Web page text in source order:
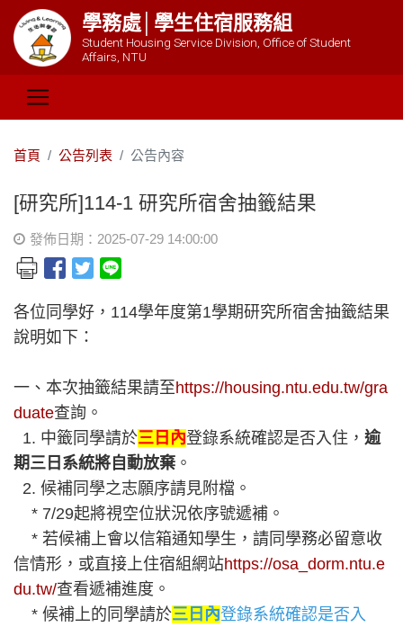
學務處│學生住宿服務組
Student Housing Service Division, Office of Student
Affairs, NTU
首頁 公告列表 公告內容
[研究所]114-1 研究所宿舍抽籤結果
發佈日期：2025-07-29 14:00:00
各位同學好，114學年度第1學期研究所宿舍抽籤結果
說明如下：
一、本次抽籤結果請至https://housing.ntu.edu.tw/gra
duate查詢。
1. 中籤同學請於三日內登錄系統確認是否入住， 逾
期三日系統將自動放棄 。
2. 候補同學之志願序請見附檔。
* 7/29起將視空位狀況依序號遞補。
* 若候補上會以信箱通知學生，請同學務必留意收
信情形，或直接上住宿組網站https://osa_dorm.ntu.e
du.tw/查看遞補進度。
* 候補上的同學請於三日內登錄系統確認是否入